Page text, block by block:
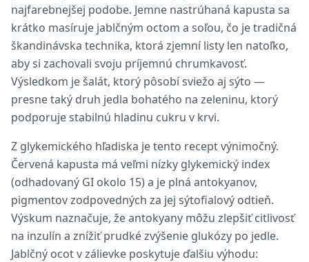
najfarebnejšej podobe. Jemne nastrúhaná kapusta sa
krátko masíruje jablčným octom a soľou, čo je tradičná
škandinávska technika, ktorá zjemní listy len natoľko,
aby si zachovali svoju príjemnú chrumkavosť.
Výsledkom je šalát, ktorý pôsobí sviežo aj sýto —
presne taký druh jedla bohatého na zeleninu, ktorý
podporuje stabilnú hladinu cukru v krvi.
Z glykemického hľadiska je tento recept výnimočný.
Červená kapusta má veľmi nízky glykemický index
(odhadovaný GI okolo 15) a je plná antokyanov,
pigmentov zodpovedných za jej sýtofialový odtieň.
Výskum naznačuje, že antokyany môžu zlepšiť citlivosť
na inzulín a znížiť prudké zvýšenie glukózy po jedle.
Jablčný ocot v zálievke poskytuje ďalšiu výhodu: